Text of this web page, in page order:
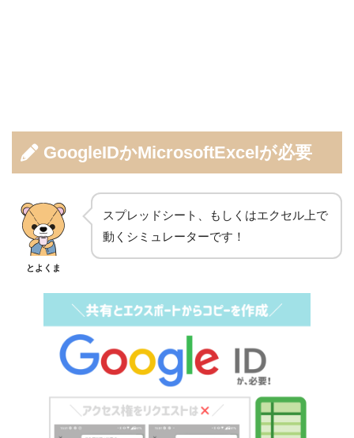
GoogleIDかMicrosoftExcelが必要
とよくま
スプレッドシート、もしくはエクセル上で
動くシミュレーターです！